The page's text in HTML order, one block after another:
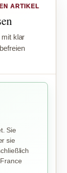
ARTIKEL
klar
Sie
sie